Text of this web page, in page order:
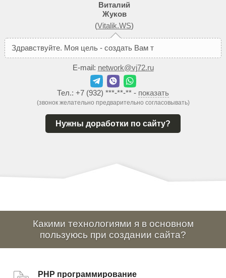
Виталий
Жуков
(Vitalik.WS)
Здравствуйте. Моя цель - создать Вам та
E-mail: network@vj72.ru
Тел.: +7 (932) ***-**-** - показать
(звонок желательно предварительно согласовывать)
Нужны доработки по сайту?
Какими технологиями я в основном
пользуюсь при создании сайта?
PHP программирование